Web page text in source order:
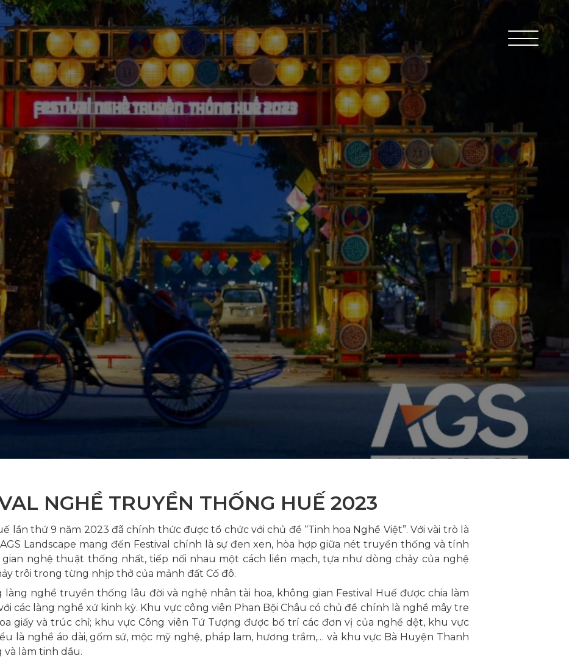
NGHỀ TRUYỀN THỐNG HUẾ 2023
lần thứ 9 năm 2023 đã chính thức được tổ chức với chủ đề “Tinh hoa Nghề Việt”. Với vài trò là
Landscape mang đến Festival chính là sự đen xen, hòa hợp giữa nét truyền thống và tính
nghệ thuật thống nhất, tiếp nối nhau một cách liền mạch, tựa như dòng chảy của nghệ
trôi trong từng nhịp thở của mảnh đất Cố đô.
nghề truyền thống lâu đời và nghệ nhân tài hoa, không gian Festival Huế được chia làm
các làng nghề xứ kinh kỳ. Khu vực công viên Phan Bội Châu có chủ đề chính là nghề mây tre
giấy và trúc chỉ; khu vực Công viên Tứ Tượng được bố trí các đơn vị của nghề dệt, khu vực
là nghề áo dài, gốm sứ, mộc mỹ nghệ, pháp lam, hương trầm,… và khu vực Bà Huyện Thanh
và làm tinh dầu.